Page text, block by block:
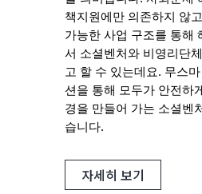
책지원에만 의존하지 않
가능한 사업 구조를 통해
서 소셜벤처와 비영리단
고 할 수 있는데요. 무스
션을 통해 모두가 안전하
경을 만들어 가는 소셜벤
습니다.
자세히 보기